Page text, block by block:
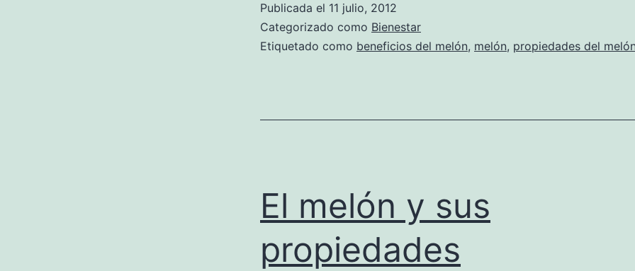
Publicada el 11 julio, 2012
Categorizado como Bienestar
Etiquetado como beneficios del melón, melón, propiedades del
El melón y sus
propiedades